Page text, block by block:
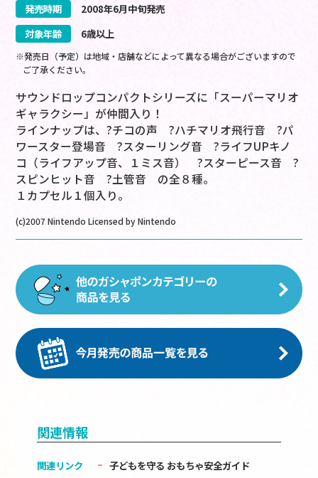
発売時期
2008年6月中旬発売
対象年齢
6歳以上
※発売日（予定）は地域・店舗などによって異なる場合がございますので
ご了承ください。
サウンドロップコンパクトシリーズに「スーパーマリオ
ギャラクシー」が仲間入り！
ラインナップは、?チコの声 ?ハチマリオ飛行音 ?パ
ワースター登場音 ?スターリング音 ?ライフUPキノ
コ（ライフアップ音、１ミス音） ?スターピース音 ?
スピンヒット音 ?土管音 の全８種。
１カプセル１個入り。
(c)2007 Nintendo Licensed by Nintendo
関連情報
関連リンク 子どもを守る おもちゃ安全ガイド